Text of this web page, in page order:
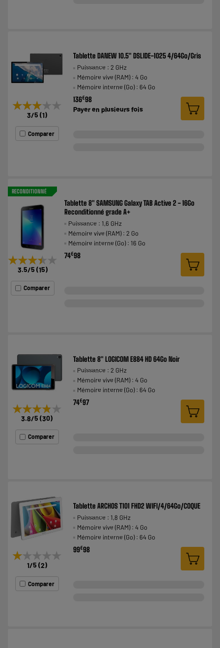
★★★★★
★★★★★
3/5 (1)
Comparer
Tablette DANEW 10.5" DSLIDE-1025 4/64Go/Gris
Puissance : 2 GHz
Mémoire vive (RAM) : 4 Go
Mémoire interne (Go) : 64 Go
136€98
Payer en plusieurs fois
RECONDITIONNÉ
★★★★★
★★★★★
3.5/5 (15)
Comparer
Tablette 8" SAMSUNG Galaxy TAB Active 2 - 16Go
Reconditionné grade A+
Puissance : 1,6 GHz
Mémoire vive (RAM) : 2 Go
Mémoire interne (Go) : 16 Go
74€98
★★★★★
★★★★★
3.8/5 (30)
Comparer
Tablette 8" LOGICOM E884 HD 64Go Noir
Puissance : 2 GHz
Mémoire vive (RAM) : 4 Go
Mémoire interne (Go) : 64 Go
74€97
★★★★★
★★★★★
1/5 (2)
Comparer
Tablette ARCHOS T101 FHD2 WIFI/4/64Go/COQUE
Puissance : 1,8 GHz
Mémoire vive (RAM) : 4 Go
Mémoire interne (Go) : 64 Go
99€98